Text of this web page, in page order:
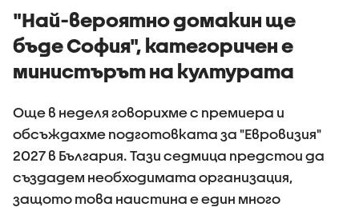
"Най-вероятно домакин ще
бъде София", категоричен е
министърът на културата
Още в неделя говорихме с премиера и
обсъждахме подготовката за "Евровизия"
2027 в България. Тази седмица предстои да
създадем необходимата организация,
защото това наистина е един много